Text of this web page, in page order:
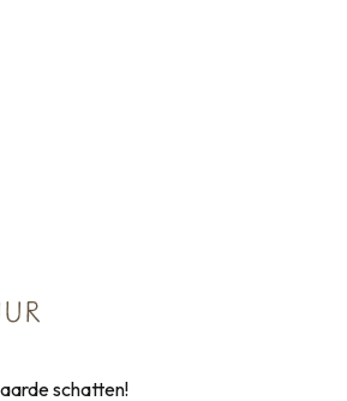
schatten!